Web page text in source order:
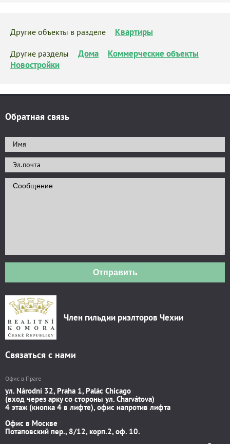
Другие объекты в разделе Квартиры
Другие разделы Дома
Коммерческие объекты
Новостройки
Обратная связь
Отправить
Член гильдии риэлторов Чехии
Связаться с нами
Офис в Праге
ул. Národní 32, Praha 1, Palác Chicago
(вход через арку со стороны ул. Charvátova)
4 этаж (кнопка 4 в лифте), офис напротив лифта
Офис в Москве
Потаповский пер., 8/12, корп.2, оф. 10.